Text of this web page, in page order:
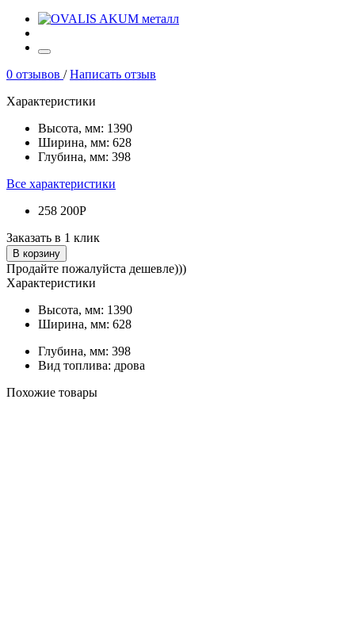
0 отзывов /Написать отзыв
Характеристики
Высота, мм: 1390
Ширина, мм: 628
Глубина, мм: 398
Все характеристики
258 200Р
Заказать в 1 клик
В корзину
Продайте пожалуйста дешевле)))
Характеристики
Высота, мм: 1390
Ширина, мм: 628
Глубина, мм: 398
Вид топлива: дрова
Похожие товары